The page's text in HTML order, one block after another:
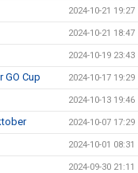
2024-10-21 19:27
2024-10-21 18:47
2024-10-19 23:43
GO Cup 2024-10-17 19:29
2024-10-13 19:46
2024-10-07 17:29
2024-10-01 08:31
2024-09-30 21:11